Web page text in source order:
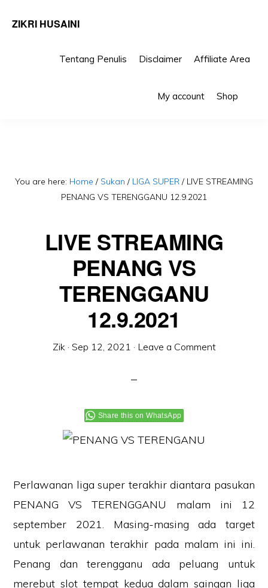
ZIKRI HUSAINI
Tentang Penulis Disclaimer Affiliate Area
My account Shop
You are here: Home / Sukan / LIGA SUPER / LIVE STREAMING
PENANG VS TERENGGANU 12.9.2021
LIVE STREAMING
PENANG VS
TERENGGANU
12.9.2021
Zik· Sep 12, 2021 · Leave a Comment
Share this on WhatsApp
Perlawanan liga super terakhir diantara pasukan
PENANG VS TERENGGANU malam ini 12
september 2021. Masing-masing ada target
untuk perlawanan terakhir pada malam ini ini.
Penang dan terengganu ada peluang untuk
merebut slot tempat kedua dalam saingan liga